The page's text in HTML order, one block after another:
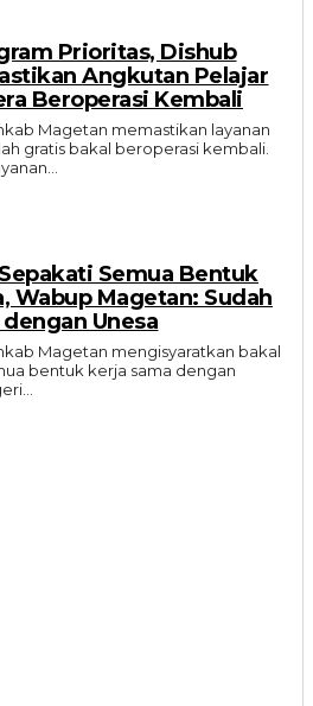
Prioritas, Dishub
Angkutan Pelajar
Beroperasi Kembali
Magetan memastikan layanan
gratis bakal beroperasi kembali.
Semua Bentuk
Wabup Magetan: Sudah
Unesa
Magetan mengisyaratkan bakal
bentuk kerja sama dengan